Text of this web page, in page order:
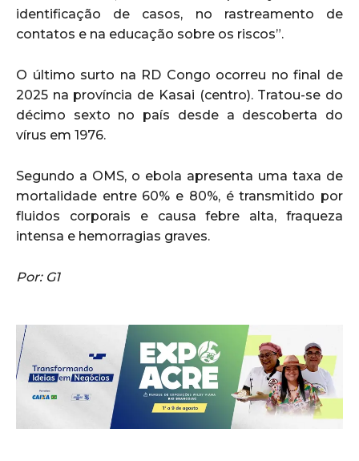
identificação de casos, no rastreamento de
contatos e na educação sobre os riscos”.
O último surto na RD Congo ocorreu no final de
2025 na província de Kasai (centro). Tratou-se do
décimo sexto no país desde a descoberta do
vírus em 1976.
Segundo a OMS, o ebola apresenta uma taxa de
mortalidade entre 60% e 80%, é transmitido por
fluidos corporais e causa febre alta, fraqueza
intensa e hemorragias graves.
Por: G1